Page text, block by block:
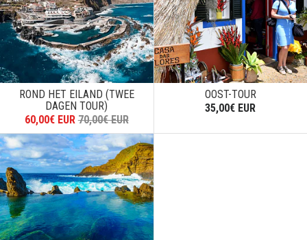
ROND HET EILAND (TWEE
DAGEN TOUR)
60,00€ EUR 70,00€ EUR
OOST-TOUR
35,00€ EUR